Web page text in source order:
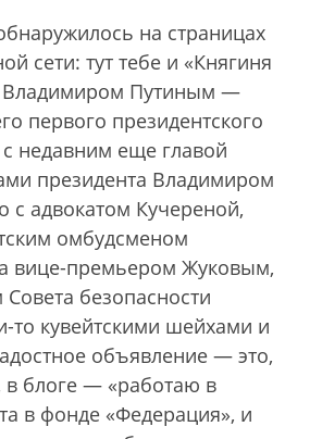
на страницах
сети: тут тебе и «Княгиня
Владимиром Путиным —
первого президентского
недавним еще главой
президента Владимиром
адвокатом Кучереной,
омбудсменом
вице-премьером Жуковым,
безопасности
то кувейтскими шейхами и
объявление — это,
в блоге — «работаю в
в фонде «Федерация», и